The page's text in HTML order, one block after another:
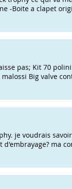
-Boite a clapet
pas; Kit 70
Big valve
je voudrais
ma